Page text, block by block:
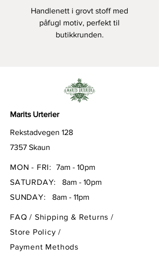
Handlenett i grovt stoff med
påfugl motiv, perfekt til
butikkrunden.
Marits Urterier
Rekstadvegen 128
7357 Skaun
MON - FRI:
7am - 10pm
SATURDAY:
8am - 10pm
SUNDAY: 8am - 11pm
FAQ / Shipping & Returns /
Store Policy/
Payment Methods